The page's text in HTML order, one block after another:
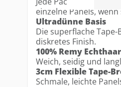
einzelne Panels,
Ultradünne Basis
Die superflache
diskretes Finish.
100% Remy Echthaar
Weich, seidig und
3cm Flexible Tape-
Schmale, leichte